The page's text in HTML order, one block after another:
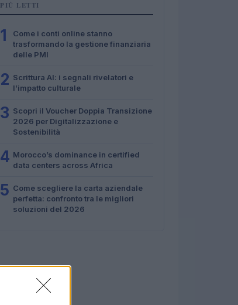
PIÙ LETTI
1
Come i conti online stanno
trasformando la gestione finanziaria
delle PMI
2 Scrittura AI: i segnali rivelatori e
l’impatto culturale
3 Scopri il Voucher Doppia Transizione
2026 per Digitalizzazione e
Sostenibilità
4 Morocco’s dominance in certified
data centers across Africa
5 Come scegliere la carta aziendale
perfetta: confronto tra le migliori
soluzioni del 2026